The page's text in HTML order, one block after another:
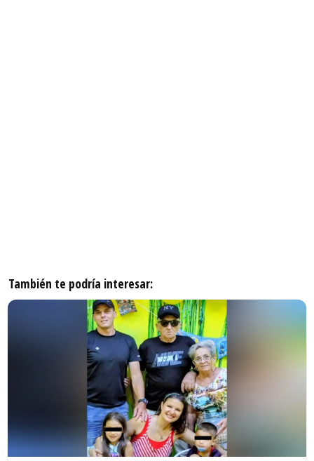
También te podría interesar: